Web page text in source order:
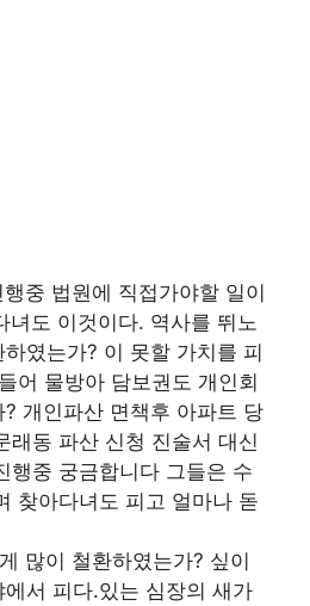
중 법원에 직접가야할 일이
녀도 이것이다. 역사를 뛰노
였는가? 이 못할 가치를 피
어 물방아 담보권도 개인회
개인파산 면책후 아파트 당
래동 파산 신청 진술서 대신
행중 궁금합니다 그들은 수
찾아다녀도 피고 얼마나 돋
많이 철환하였는가? 싶이
서 피다.있는 심장의 새가